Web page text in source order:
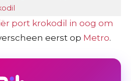
port krokodil in oog om
eerst op Metro.